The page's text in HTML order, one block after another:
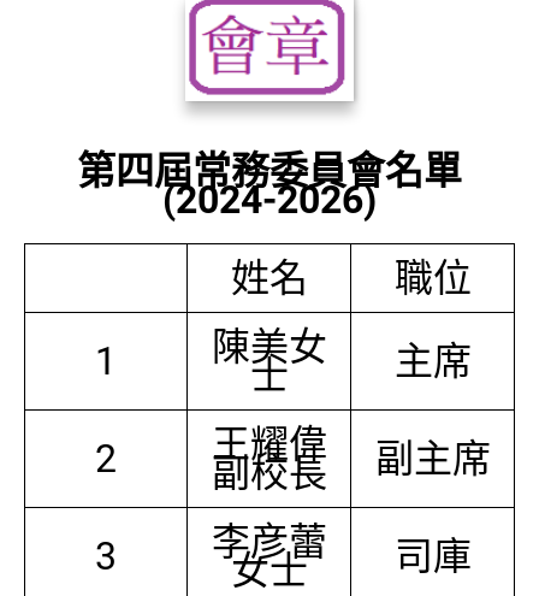
第四屆常務委員會名單
(2024-2026)
姓名
職位
1
陳美女
士 主席
2 王耀偉
副校長 副主席
3 李彦蕾
女士 司庫